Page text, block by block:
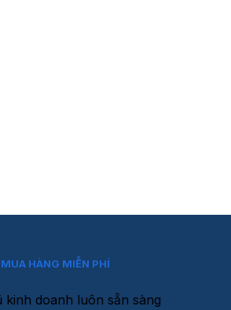
HÀNG MIỄN PHÍ
kinh doanh luôn sẵn sàng